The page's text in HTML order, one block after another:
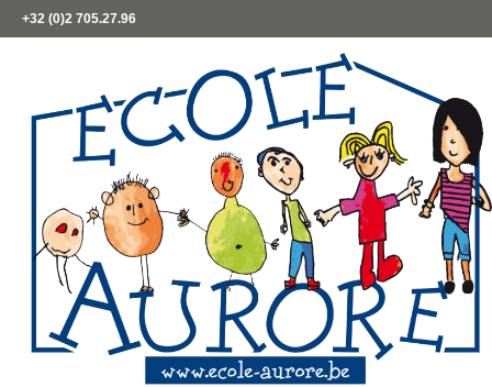
+32 (0)2 705.27.96